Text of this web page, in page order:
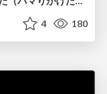
4 180